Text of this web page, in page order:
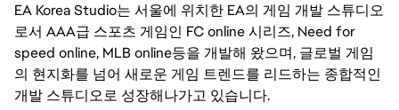
EA Korea Studio는 서울에 위치한 EA의 게임 개발 스튜디오
로서 AAA급 스포츠 게임인 FC online 시리즈, Need for
speed online, MLB online등을 개발해 왔으며, 글로벌 게임
의 현지화를 넘어 새로운 게임 트렌드를 리드하는 종합적인
개발 스튜디오로 성장해나가고 있습니다.